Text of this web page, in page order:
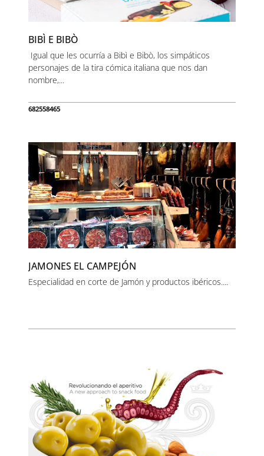
BIBÌ E BIBÒ
Igual que les ocurría a Bibì e Bibò, los simpáticos
personajes de la tira cómica italiana que nos dan
nombre,...
682558465
JAMONES EL CAMPEJÓN
Especialidad en corte de Jamón y productos ibéricos....